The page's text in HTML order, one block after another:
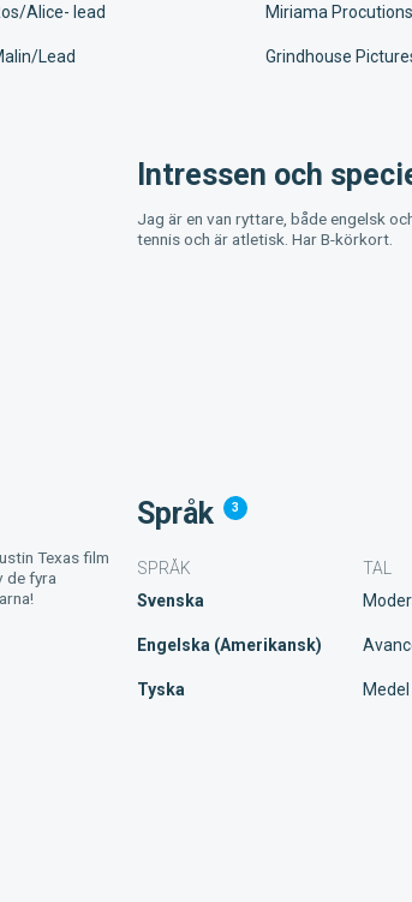
Alice- lead Miriama Procutions
Lead Grindhouse
Intressen och
Jag är en van ryttare, både engelsk
tennis och är atletisk. Har B-körkort.
Texas film
de fyra
Språk 3
SPRÅK TAL
Svenska
Engelska (Amerikansk)
Tyska Medel